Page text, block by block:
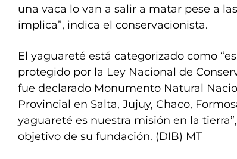
una vaca lo van a salir a matar pese a
implica”, indica el conservacionista.
El yaguareté está categorizado como
protegido por la Ley Nacional de
fue declarado Monumento Natural
Provincial en Salta, Jujuy, Chaco,
yaguareté es nuestra misión en la
objetivo de su fundación. (DIB) MT